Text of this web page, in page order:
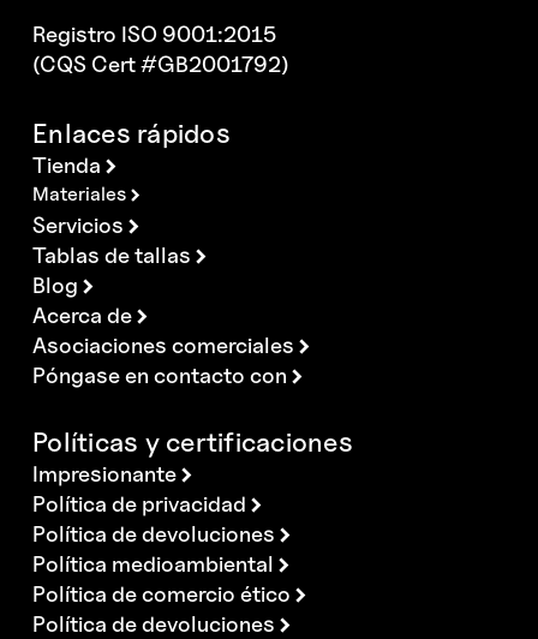
Registro ISO 9001:2015
(CQS Cert #GB2001792)
Enlaces rápidos
Tienda
Materiales
Servicios
Tablas de tallas
Blog
Acerca de
Asociaciones comerciales
Póngase en contacto con
Políticas y certificaciones
Impresionante
Política de privacidad
Política de devoluciones
Política medioambiental
Política de comercio ético
Política de devoluciones